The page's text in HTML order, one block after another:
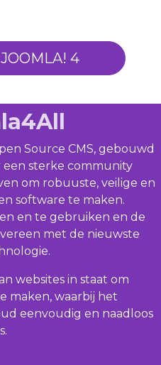
4
Source CMS, gebouwd
sterke community
om robuuste, veilige en
software te maken.
en te gebruiken en de
met de nieuwste
websites in staat om
maken, waarbij het
eenvoudig en naadloos